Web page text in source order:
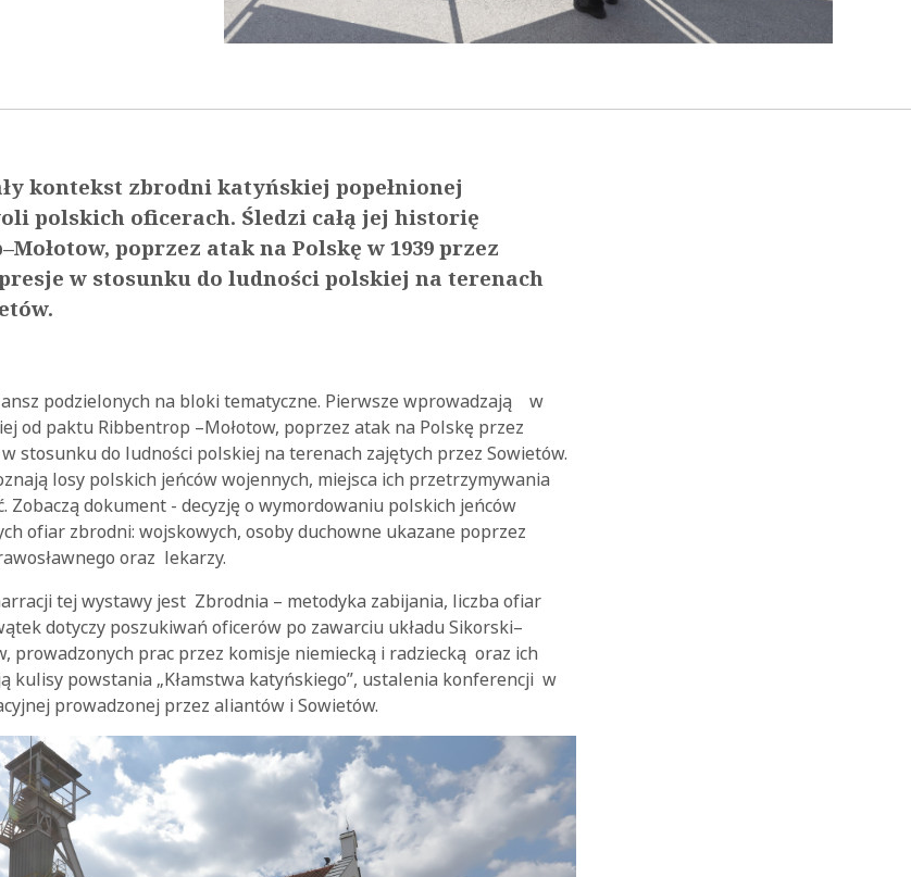
kontekst zbrodni katyńskiej popełnionej
polskich oficerach. Śledzi całą jej historię
poprzez atak na Polskę w 1939 przez
w stosunku do ludności polskiej na terenach
podzielonych na bloki tematyczne. Pierwsze wprowadzają w
od paktu Ribbentrop –Mołotow, poprzez atak na Polskę przez
stosunku do ludności polskiej na terenach zajętych przez Sowietów.
losy polskich jeńców wojennych, miejsca ich przetrzymywania
Zobaczą dokument - decyzję o wymordowaniu polskich jeńców
ofiar zbrodni: wojskowych, osoby duchowne ukazane poprzez
oraz lekarzy.
tej wystawy jest Zbrodnia – metodyka zabijania, liczba ofiar
dotyczy poszukiwań oficerów po zawarciu układu Sikorski–
prowadzonych prac przez komisje niemiecką i radziecką oraz ich
kulisy powstania „Kłamstwa katyńskiego”, ustalenia konferencji w
prowadzonej przez aliantów i Sowietów.